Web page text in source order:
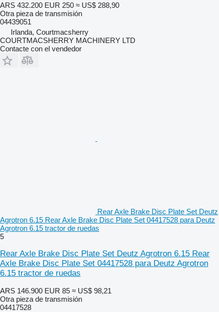
ARS 432.200 EUR 250 ≈ US$ 288,90
Otra pieza de transmisión
04439051
Irlanda, Courtmacsherry
COURTMACSHERRY MACHINERY LTD
Contacte con el vendedor
Rear Axle Brake Disc Plate Set Deutz
Agrotron 6.15 Rear Axle Brake Disc Plate Set 04417528 para Deutz
Agrotron 6.15 tractor de ruedas
5
Rear Axle Brake Disc Plate Set Deutz Agrotron 6.15 Rear
Axle Brake Disc Plate Set 04417528 para Deutz Agrotron
6.15 tractor de ruedas
ARS 146.900 EUR 85 ≈ US$ 98,21
Otra pieza de transmisión
04417528